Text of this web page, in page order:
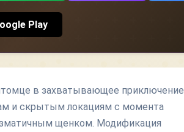
Play
в захватывающее приключение
и скрытым локациям с момента
щенком. Модификация